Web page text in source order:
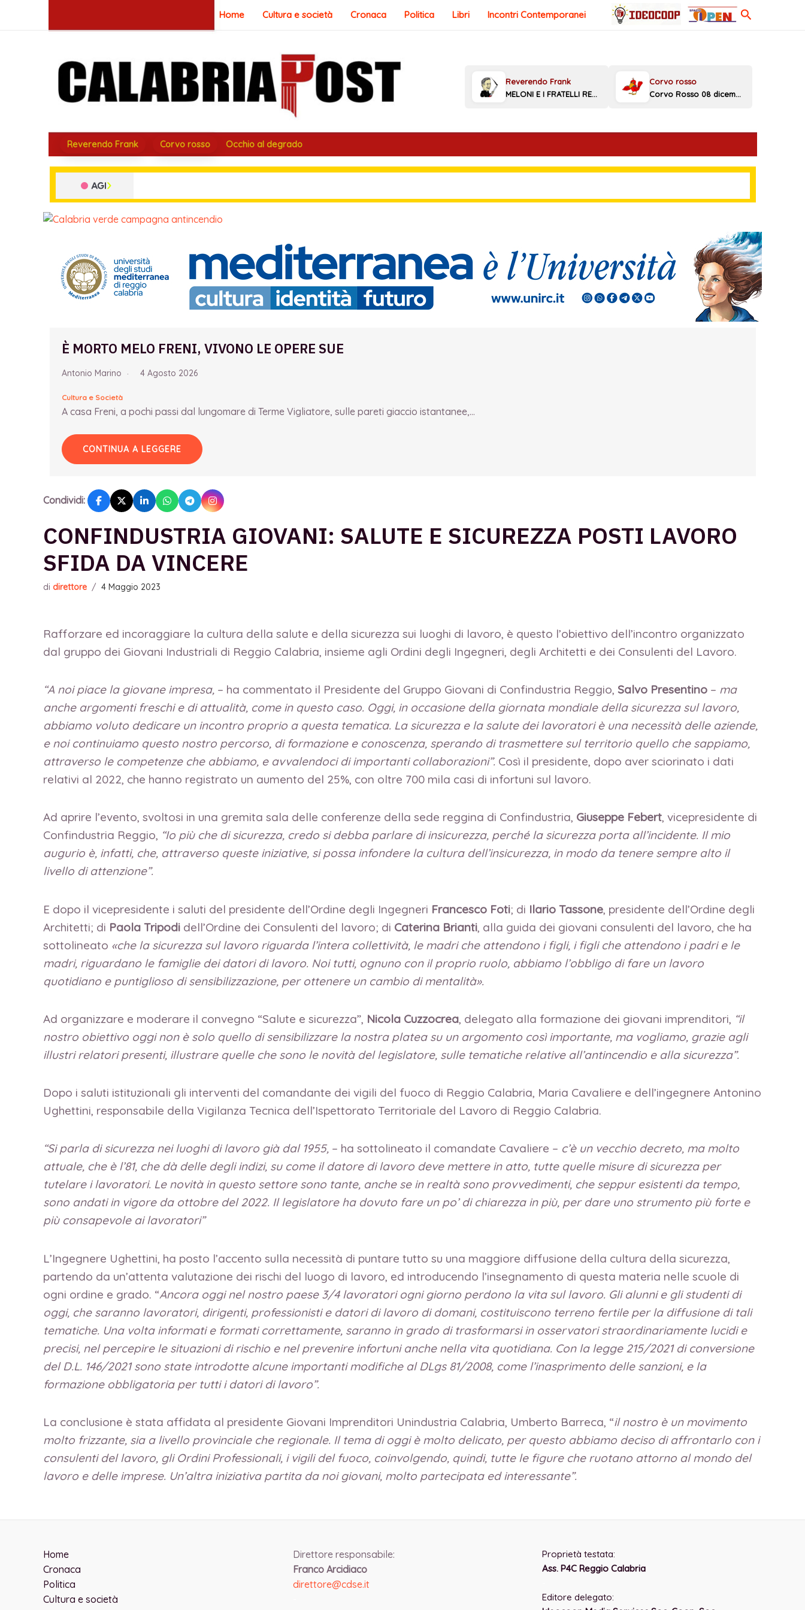
Home Cultura e società Cronaca Politica Libri Incontri Contemporanei Cerca
Reverendo Frank Corvo rosso Occhio al degrado
MELONI E I FRATELLI REGGINI Corvo Rosso 08 dicembre 2025
È MORTO MELO FRENI, VIVONO LE OPERE SUE
Antonio Marino 4 Agosto 2026
Cultura e Società
A casa Freni, a pochi passi dal lungomare di Terme Vigliatore, sulle pareti giaccio istantanee,...
CONTINUA A LEGGERE
Condividi:
CONFINDUSTRIA GIOVANI: SALUTE E SICUREZZA POSTI LAVORO
SFIDA DA VINCERE
di direttore / 4 Maggio 2023
Rafforzare ed incoraggiare la cultura della salute e della sicurezza sui luoghi di lavoro, è questo l’obiettivo dell’incontro organizzato
dal gruppo dei Giovani Industriali di Reggio Calabria, insieme agli Ordini degli Ingegneri, degli Architetti e dei Consulenti del Lavoro.
“A noi piace la giovane impresa, – ha commentato il Presidente del Gruppo Giovani di Confindustria Reggio, Salvo Presentino – ma
anche argomenti freschi e di attualità, come in questo caso. Oggi, in occasione della giornata mondiale della sicurezza sul lavoro,
abbiamo voluto dedicare un incontro proprio a questa tematica. La sicurezza e la salute dei lavoratori è una necessità delle aziende,
e noi continuiamo questo nostro percorso, di formazione e conoscenza, sperando di trasmettere sul territorio quello che sappiamo,
attraverso le competenze che abbiamo, e avvalendoci di importanti collaborazioni”. Così il presidente, dopo aver sciorinato i dati
relativi al 2022, che hanno registrato un aumento del 25%, con oltre 700 mila casi di infortuni sul lavoro.
Ad aprire l’evento, svoltosi in una gremita sala delle conferenze della sede reggina di Confindustria, Giuseppe Febert, vicepresidente di
Confindustria Reggio, “Io più che di sicurezza, credo si debba parlare di insicurezza, perché la sicurezza porta all’incidente. Il mio
augurio è, infatti, che, attraverso queste iniziative, si possa infondere la cultura dell’insicurezza, in modo da tenere sempre alto il
livello di attenzione”.
E dopo il vicepresidente i saluti del presidente dell’Ordine degli Ingegneri Francesco Foti; di Ilario Tassone, presidente dell’Ordine degli
Architetti; di Paola Tripodi dell’Ordine dei Consulenti del lavoro; di Caterina Brianti, alla guida dei giovani consulenti del lavoro, che ha
sottolineato «che la sicurezza sul lavoro riguarda l’intera collettività, le madri che attendono i figli, i figli che attendono i padri e le
madri, riguardano le famiglie dei datori di lavoro. Noi tutti, ognuno con il proprio ruolo, abbiamo l’obbligo di fare un lavoro
quotidiano e puntiglioso di sensibilizzazione, per ottenere un cambio di mentalità».
Ad organizzare e moderare il convegno “Salute e sicurezza”, Nicola Cuzzocrea, delegato alla formazione dei giovani imprenditori, “il
nostro obiettivo oggi non è solo quello di sensibilizzare la nostra platea su un argomento così importante, ma vogliamo, grazie agli
illustri relatori presenti, illustrare quelle che sono le novità del legislatore, sulle tematiche relative all’antincendio e alla sicurezza”.
Dopo i saluti istituzionali gli interventi del comandante dei vigili del fuoco di Reggio Calabria, Maria Cavaliere e dell’ingegnere Antonino
Ughettini, responsabile della Vigilanza Tecnica dell’Ispettorato Territoriale del Lavoro di Reggio Calabria.
“Si parla di sicurezza nei luoghi di lavoro già dal 1955, – ha sottolineato il comandate Cavaliere – c’è un vecchio decreto, ma molto
attuale, che è l’81, che dà delle degli indizi, su come il datore di lavoro deve mettere in atto, tutte quelle misure di sicurezza per
tutelare i lavoratori. Le novità in questo settore sono tante, anche se in realtà sono provvedimenti, che seppur esistenti da tempo,
sono andati in vigore da ottobre del 2022. Il legislatore ha dovuto fare un po’ di chiarezza in più, per dare uno strumento più forte e
più consapevole ai lavoratori”
L’Ingegnere Ughettini, ha posto l’accento sulla necessità di puntare tutto su una maggiore diffusione della cultura della sicurezza,
partendo da un’attenta valutazione dei rischi del luogo di lavoro, ed introducendo l’insegnamento di questa materia nelle scuole di
ogni ordine e grado. “Ancora oggi nel nostro paese 3/4 lavoratori ogni giorno perdono la vita sul lavoro. Gli alunni e gli studenti di
oggi, che saranno lavoratori, dirigenti, professionisti e datori di lavoro di domani, costituiscono terreno fertile per la diffusione di tali
tematiche. Una volta informati e formati correttamente, saranno in grado di trasformarsi in osservatori straordinariamente lucidi e
precisi, nel percepire le situazioni di rischio e nel prevenire infortuni anche nella vita quotidiana. Con la legge 215/2021 di conversione
del D.L. 146/2021 sono state introdotte alcune importanti modifiche al DLgs 81/2008, come l’inasprimento delle sanzioni, e la
formazione obbligatoria per tutti i datori di lavoro”.
La conclusione è stata affidata al presidente Giovani Imprenditori Unindustria Calabria, Umberto Barreca, “il nostro è un movimento
molto frizzante, sia a livello provinciale che regionale. Il tema di oggi è molto delicato, per questo abbiamo deciso di affrontarlo con i
consulenti del lavoro, gli Ordini Professionali, i vigili del fuoco, coinvolgendo, quindi, tutte le figure che ruotano attorno al mondo del
lavoro e delle imprese. Un’altra iniziativa partita da noi giovani, molto partecipata ed interessante”.
Home
Cronaca
Politica
Cultura e società
Direttore responsabile:
Franco Arcidiaco
direttore@cdse.it
Proprietà testata:
Ass. P4C Reggio Calabria
Editore delegato: